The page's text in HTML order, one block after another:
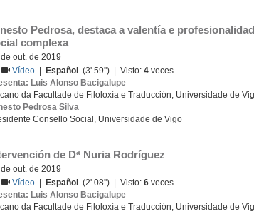
Pedrosa, destaca a valentía e
complexa
out. de 2019
Vídeo
Español (3' 59'') | Visto:4 veces
Luis Alonso Bacigalupe
da Facultade de Filoloxía e Traducción, Universidade de
Pedrosa Silva
Consello Social, Universidade de Vigo
de Dª Nuria Rodríguez
out. de 2019
Vídeo
Español (2' 08'') | Visto:6 veces
Luis Alonso Bacigalupe
da Facultade de Filoloxía e Traducción, Universidade de